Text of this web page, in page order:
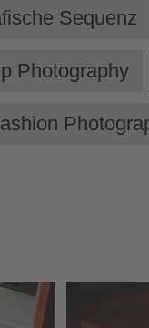
Sequenz
Photography